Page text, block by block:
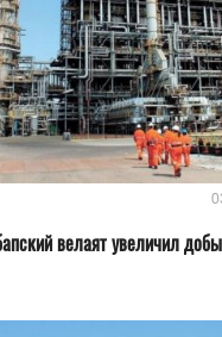
велаят увеличил